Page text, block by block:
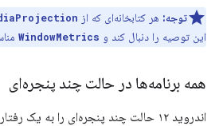
توجه: هر کتابخانه‌ای که از
این توصیه را دنبال کند و WindowMetrics
همه برنامه‌ها در حالت چند پنجره‌ای
اندروید ۱۲ حالت چند پنجره‌ای را به یک رفتار استاندارد تبدیل می‌کند.